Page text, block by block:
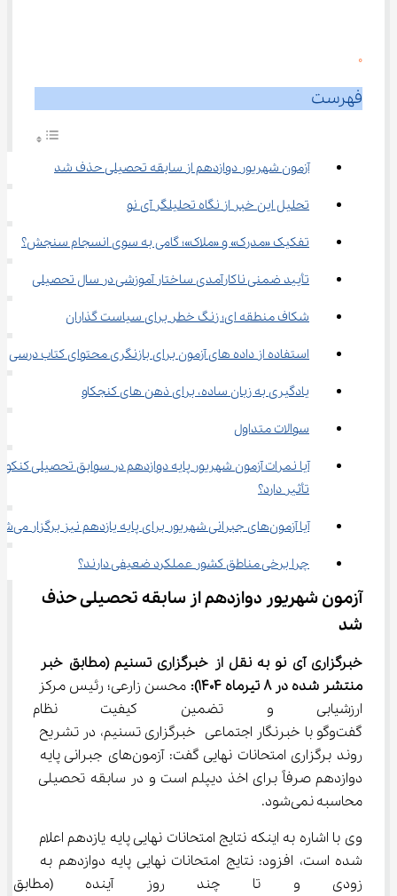
0
فهرست
آزمون شهریور دوازدهم از سابقه تحصیلی حذف شد
تحلیل این خبر از نگاه تحلیلگر آی نو
تفکیک «مدرک» و «ملاک»؛ گامی به سوی انسجام سنجش؟
تأیید ضمنی ناکارآمدی ساختار آموزشی در سال تحصیلی
شکاف منطقه ای؛ زنگ خطر برای سیاست گذاران
استفاده از داده های آزمون برای بازنگری محتوای کتاب درسی
یادگیری به زبان ساده، برای ذهن های کنجکاو
سوالات متداول
آیا نمرات آزمون شهریور پایه دوازدهم در سوابق تحصیلی
تأثیر دارد؟
آیا آزمون‌های جبرانی شهریور برای پایه یازدهم نیز برگزار می‌شود؟
چرا برخی مناطق کشور عملکرد ضعیفی دارند؟
آزمون شهریور دوازدهم از سابقه تحصیلی حذف
شد
خبرگزاری آی نو به نقل از خبرگزاری تسنیم (مطابق خبر
منتشر شده در 8 تیرماه 1404):
محسن زارعی؛ رئیس مرکز
ارزشیابی و تضمین کیفیت
گفت‌وگو با خبرنگار اجتماعی خبرگزاری تسنیم، در تشریح
روند برگزاری امتحانات نهایی گفت: آزمون‌های جبرانی پایه
دوازدهم صرفاً برای اخذ دیپلم است و در سابقه تحصیلی
محاسبه نمی‌شود.
وی با اشاره به اینکه نتایج امتحانات نهایی پایه یازدهم اعلام
شده است، افزود: نتایج امتحانات نهایی پایه دوازدهم به
زودی و تا چند روز آینده